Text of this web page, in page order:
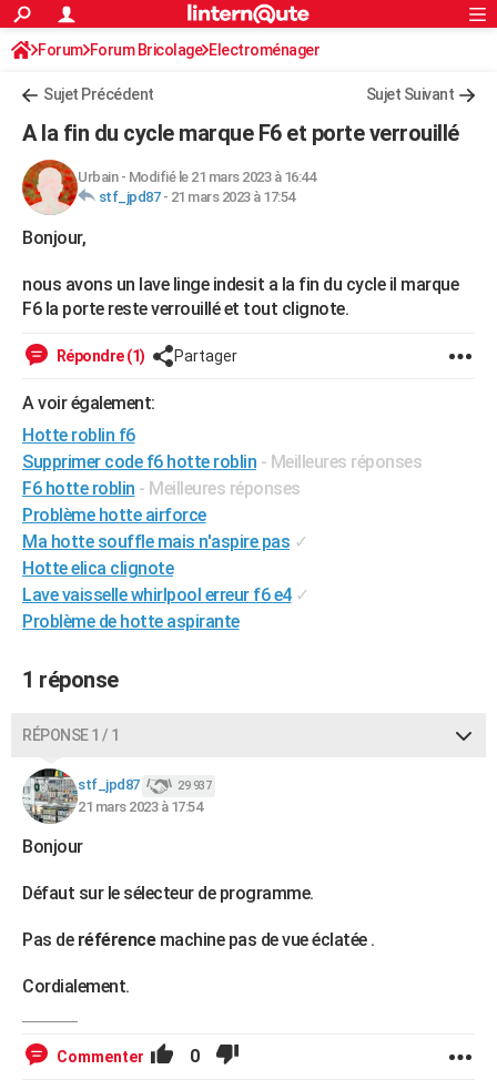
ACTUALITÉS
Politique
Société
Faits Divers
Education
Monde
Villes
+
FINANCE
Retraite
Impôts
Epargne
Immobilier
Risques naturels par ville
Banque
Assurance
Crédit
AUTO
Essais
Réserver un essai
Citadines
Berlines
SUV
Forum auto
+HIGH-TECH
Mobiles
Meilleur smartphone
Internet
Ordinateurs
Jeux vidéo
Guide high-tech
+
WEEK-END
Art de vivre
Bien-être
Loisirs
Mode
Modes de vie
SANTE
Alimentation
Guide de la santé
Maladies
Médicaments
Sommeil
VOYAGE
Destinations
City break
Voyage nature
Voyage de noces
Forum
Climat
+PHOTO
GUIDES D'ACHAT
BONS PLANS
Carte de Noël
Carte Bonne année
Carte Saint-Valentin
Carte Pâques
Carte d'anniversaire
Dictionnaire
Biographies
Citations
Expressions
Proverbes
COPAINS D'AVANT
AVIS DE DÉCÈS
FORUM
S'inscrire
Connexion
Forum Forum Bricolage Electroménager
Sujet Précédent Sujet Suivant
A la fin du cycle marque F6 et porte verrouillé
Urbain- Modifié le 21 mars 2023 à 16:44
stf_jpd87- 21 mars 2023 à 17:54
Bonjour,
nous avons un lave linge indesit a la fin du cycle il marque
F6 la porte reste verrouillé et tout clignote.
Répondre (1) Partager
A voir également:
Hotte roblin f6
Supprimer code f6 hotte roblin - Meilleures réponses
F6 hotte roblin - Meilleures réponses
Problème hotte airforce
Ma hotte souffle mais n'aspire pas ✓
Hotte elica clignote
Lave vaisselle whirlpool erreur f6 e4 ✓
Problème de hotte aspirante
1 réponse
RÉPONSE 1 / 1
stf_jpd87 29 937
21 mars 2023 à 17:54
Bonjour
Défaut sur le sélecteur de programme.
Pas de référencemachine pas de vue éclatée .
Cordialement.
Commenter 0